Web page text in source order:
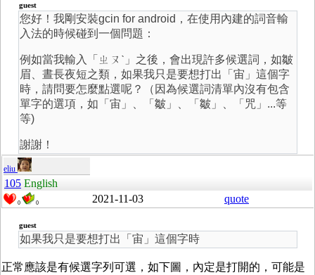
guest
您好！我剛安裝gcin for android，在使用內建的詞音輸
入法的時候碰到一個問題：
例如當我輸入「ㄓㄡˋ」之後，會出現許多候選詞，如皺
眉、晝長夜短之類，如果我只是要想打出「宙」這個字
時，請問要怎麼點選呢？（因為候選詞清單內沒有包含
單字的選項，如「宙」、「皺」、「皺」、「咒」...等
等)
謝謝！
eliu
105 English
0 0 2021-11-03 quote
guest
如果我只是要想打出「宙」這個字時
正常應該是有候選字列可選，如下圖，內定是打開的，可能是